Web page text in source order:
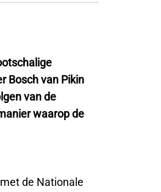
Bosch van Pikin
van de
waarop de
de Nationale